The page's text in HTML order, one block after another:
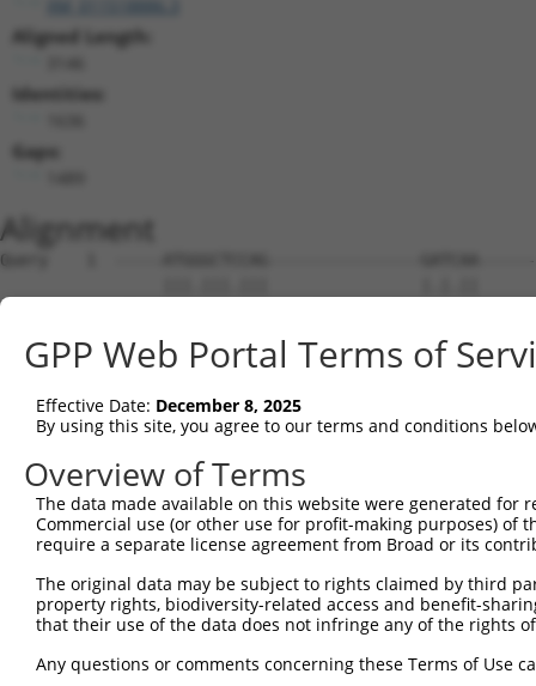
Aligned Length:
Identities:
Gaps:
Alignment
Query    1  -----ATGGGCTCCAG----------------GATCAA------------------------GCAGAATCCAGA  29
                 |||.|||.|||                |.|.||                        ||||||||||||
Sbjct    1  ATGAGATGCGCTGCAGCAGCCTTGAGACATCTGCTGAATGAAACTAGAAAAGTTTGCTTATGGCAGAATCCAGA  74

Query   30  GACCACATTTGAAGTATATGTTGAAGTGGCCTATCCCAGGACAGGTGGCACTCTTTCAGATCCTGAGGTGCAGA  103
            ||||||||||||||||||||||||||||||||||||||||||||||||||||||||||||||||||||||||||
Sbjct   75  GACCACATTTGAAGTATATGTTGAAGTGGCCTATCCCAGGACAGGTGGCACTCTTTCAGATCCTGAGGTGCAGA  148

Query  104  GGCAATTCCCGGAGGACTACAGTGACCAGGAAGTTCTACAGACTTTGACCAAGTTTTGTTTCCCCTTCTATGTG  177
            ||||||||||||||||||||||||||||||||||||||||||||||||||||||||||||||||||||||||||
Sbjct  149  GGCAATTCCCGGAGGACTACAGTGACCAGGAAGTTCTACAGACTTTGACCAAGTTTTGTTTCCCCTTCTATGTG  222

Query  178  GACAGCCTCACAGTTAGCCAAGTTGGCCAGAACTTCACATTCGTGCTCACTGACATTGACAGCAAACAGAGATT  251
            ||||||||||||||||||||||||||||||||||||||||||||||||||||||||||||||||||||||||||
Sbjct  223  GACAGCCTCACAGTTAGCCAAGTTGGCCAGAACTTCACATTCGTGCTCACTGACATTGACAGCAAACAGAGATT  296

Query  252  CGGGTTCTGCCGCTTATCTTCAGGAGCGAAGAGCTGCTTCTGTATCTTAAGCTATCTCCCCTGGTTCGAGGTAT  325
            ||||||||||||||||||||||||||||||||||||||||||||||||||||||||||||||||||||||||||
Sbjct  297  CGGGTTCTGCCGCTTATCTTCAGGAGCGAAGAGCTGCTTCTGTATCTTAAGCTATCTCCCCTGGTTCGAGGTAT  370

Query  326  TTTATAAGCTGCTTAACATCCTGGCAGATTACACGACAAAAAGACAGGAAAATCAGTGGAATGAGCTTCTTGAA  399
            ||||||||||||||||||||||||||||||||||||||||||||||||||||||||||||||||||||||||||
Sbjct  371  TTTATAAGCTGCTTAACATCCTGGCAGATTACACGACAAAAAGACAGGAAAATCAGTGGAATGAGCTTCTTGAA  444

Query  400  ACTCTGCACAAACTTCCCATCCCTGACCCAGGAGTGTCTGTCCATCTCAGCGTGCATTCTTATTTTACTGTGCC  473
            ||||||||||||||||||||||||||||||||||||||||||||||||||||||||||||||||||||||||||
Sbjct  445  ACTCTGCACAAACTTCCCATCCCTGACCCAGGAGTGTCTGTCCATCTCAGCGTGCATTCTTATTTTACTGTGCC  518

Query  474  TGATACCAGAGAACTTCCCAGCATACCTGAGAATAGAAATCTGACAGAATATTTTGTGGCTGTGGATGTTAACA  547
            ||||||||||||||||||||||||||||||||||||||||||||||||||||||||||||||||||||||||||
Sbjct  519  TGATACCAGAGAACTTCCCAGCATACCTGAGAATAGAAATCTGACAGAATATTTTGTGGCTGTGGATGTTAACA  592

Query  548  ACATGTTGCATCTGTACGCCAGTATGCTGTACGAACGCCGGATACTCATCATTTGCAGCAAACTCAGCACTCTG  621
            ||||||||||||||||||||||||||||||||||||||||||||||||||||||||||||||||||||||||||
Sbjct  593  ACATGTTGCATCTGTACGCCAGTATGCTGTACGAACGCCGGATACTCATCATTTGCAGCAAACTCAGCACTCTG  666

Query  622  ACTGCCTGCATCCACGGGTCTGCGGCGATGCTCTACCCCATGTACTGGCAGCACGTGTACATCCCCGTGCTGCC  695
            ||||||||||||||||||||||||||||||||||||||||||||||||||||||||||||||||||||||||||
Sbjct  667  ACTGCCTGCATCCACGGGTCTGCGGCGATGCTCTACCCCATGTACTGGCAGCACGTGTACATCCCCGTGCTGCC  740

Query  696  GCCGCATCTGCTGGACTACTGCTGTGCTCCCATGCCCTACCTCATAGGAATCCATTTAAGTTTAATGGAGAAAG  769
            ||||||||||||||||||||||||||||||||||||||||||||||||||||||||||||||||||||||||||
Sbjct  741  GCCGCATCTGCTGGACTACTGCTGTGCTCCCATGCCCTACCTCATAGGAATCCATTTAAGTTTAATGGAGAAAG  814

Query  770  TCAGAAACATGGCCCTGGATGATGTCGTGATCCTGAATGTGGACACCAACACCCTGGAAACCCCCTTCGATGAC  843
            ||||||||||||||||||||||||||||||||||||||||||||||||||||||||||||||||||||||||||
Sbjct  815  TCAGAAACATGGCCCTGGATGATGTCGTGATCCTGAATGTGGACACCAACACCCTGGAAACCCCCTTCGATGAC  888

Query  844  CTCCAGAGCCTCCCAAACGACGTGATCTCTTCCCTGAAGAACAGGCTGAAAAAGGTCTCCACAACCACTGGGGA  917
            ||||||||||||||||||||||||||||||||||||||||||||||||||||||||||||||||||||||||||
Sbjct  889  CTCCAGAGCCTCCCAAACGACGTGATCTCTTCCCTGAAGAACAGGCTGAAAAAGGTCTCCACAACCACTGGGGA  962

Query  918  TGGTGTGGCCAGAGCGTTCCTCAAGGCCCAGGCTGCTTTCTTCGGTAGCTACCGAAACGCTCTGAAAATCGAGC  991
            ||||||||||||||||||||||||||||||||||||||||||||||||||||||||||||||||||||||||||
Sbjct  963  TGGTGTGGCCAGAGCGTTCCTCAAGGCCCAGGCTGCTTTCTTCGGTAGCTACCGAAACGCTCTGAAAATCGAGC  1036

Query  992  CGGAGGAGCCGATCACTTTCTGTGAGGAAGCCTTCGTGTCCCACTACCGCTCCGGAGCCATGAGGCAGTTCCTG  1065
            ||||||||||||||||||||||||||||||||||||||||||||||||||||||||||||||||||||||||||
Sbjct 1037  CGGAGGAGCCGATCACTTTCTGTGAGGAAGCCTTCGTGTCCCACTACCGCTCCGGAGCCATGAGGCAGTTCCTG  1110

Query 1066  CAGAACGCCACACAGCTGCAGCTCTTCAAGCAGTTTATTGATGGTCGATTAGATCTTCTCAATTCCGGCGAAGG  1139
            ||||||||||||||||||||||||||||||||||||||||||||||||||||||||||||||||||||||||||
Sbjct 1111  CAGAACGCCACACAGCTGCAGCTCTTCAAGCAGTTTATTGATGGTCGATTAGATCTTCTCAATTCCGGCGAAGG  1184

Query 1140  TTTCAGTGATGTTTTTGAAGAGGAAATCAACATGGGCGAGTACGCTGGCAGTGACAAACTGTACCATCAGTGGC  1213
            ||||||||||||||||||||||||||||||||||||||||||||||||||||||||||||||||||||||||||
Sbjct 1185  TTTCAGTGATGTTTTTGAAGAGGAAATCAACATGGGCGAGTACGCTGGCAGTGACAAACTGTACCATCAGTGGC  1258

Query 1214  TCTCCACTGTCCGGAAAGGAAGTGGAGCAATTCTGAATACTGTAAAGACCAAAGCAAATCCGGCCATGAAGACT  1287
            ||||||||||||||||||||||||||||||||||||||||||||||||||||||||||||||||||||||||||
Sbjct 1259  TCTCCACTGTCCGGAAAGGAAGTGGAGCAATTCTGAATACTGTAAAGACCAAAGCAAATCCGGCCATGAAGACT  1332

Query 1288  GTCTACAAGTTCGCAAAAGATCATGCAAAAATGGGAATAAAAGAGGTGAAAAACCGCTTGAAGCAAAAGGACAT  1361
            ||||||||||||||||||||||||||||||||||||||||||||||||||||||||||||||||||||||||||
Sbjct 1333  GTCTACAAGTTCGCAAAAGATCATGCAAAAATGGGAATAAAAGAGGTGAAAAACCGCTTGAAGCAAAAGGACAT  1406

Query 1362  TGCCGAGAATGGCTGCGCCCCCACCCCAGAAGAGCAGCTGCCAAAGACTGCACCGTCCCCACTGGTGGAGGCCA  1435
            ||||||||||||||||||||||||||||||||||||||||||||||||||||||||||||||||||||||||||
Sbjct 1407  TGCCGAGAATGGCTGCGCCCCCACCCCAGAAGAGCAGCTGCCAAAGACTGCACCGTCCCCACTGGTGGAGGCCA  1480

Query 1436  AGGACCCCAAGCTCCGAGAAGACCGGCGGCCAATCACAGTCCACTTTGGACAG---------------------  1488
            |||||||||||||||||||||||||||||||||||||||||||||||||||||                     
Sbjct 1481
GPP Web Portal Terms of
Effective Date: December 8, 2025
By using this site, you agree to our terms and conditions
Overview of Terms
The data made available on this website were generated
Commercial use (or other use for profit-making purposes) of
require a separate license agreement from Broad or its
The original data may be subject to rights claimed by third
property rights, biodiversity-related access and benefit-
that their use of the data does not infringe any of the rights
Any questions or comments concerning these Terms of Use